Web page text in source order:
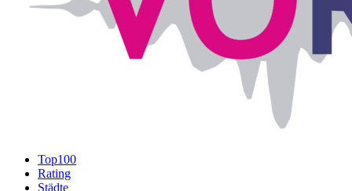
Top100
Rating
Städte